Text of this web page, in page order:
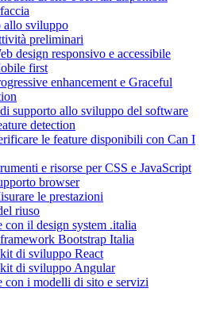
allo sviluppo
preliminari
design responsivo e accessibile
first
enhancement e Graceful
supporto allo sviluppo del software
detection
le feature disponibili con Can I
e risorse per CSS e JavaScript
browser
le prestazioni
riuso
con il design system .italia
Bootstrap Italia
di sviluppo React
di sviluppo Angular
con i modelli di sito e servizi